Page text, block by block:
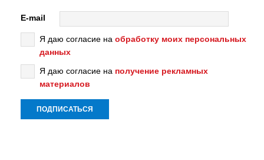
E-mail
Я даю согласие на обработку моих персональных
данных
Я даю согласие на получение рекламных
материалов